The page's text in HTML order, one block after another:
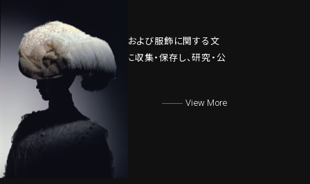
KCIは、西欧の服飾および服飾に関する文
献や資料を体系的に収集・保存し、研究・公
開する機関です。
View More